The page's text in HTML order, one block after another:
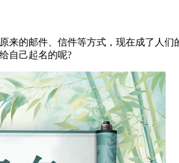
邮件、信件等方式，现在成了人们
自己起名的呢?